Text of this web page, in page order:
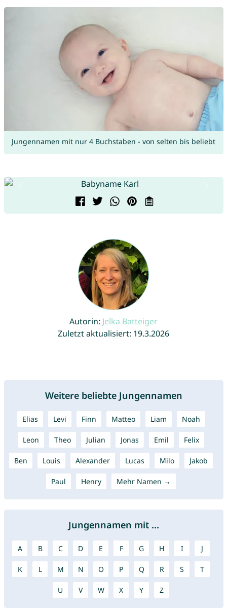
Jungennamen mit nur 4 Buchstaben - von selten bis beliebt
Autorin: Jelka Batteiger
Zuletzt aktualisiert: 19.3.2026
Weitere beliebte Jungennamen
Elias Levi Finn Matteo Liam Noah
Leon Theo Julian Jonas Emil Felix
Ben Louis Alexander Lucas Milo Jakob
Paul Henry Mehr Namen →
Jungennamen mit ...
A B C D E F G H I J
K L M N O P Q R S T
U V W X Y Z